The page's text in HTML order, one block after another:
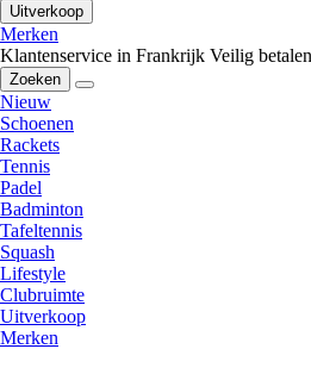
Uitverkoop
Merken
Klantenservice in Frankrijk Veilig betalen
Zoeken
Nieuw
Schoenen
Rackets
Tennis
Padel
Badminton
Tafeltennis
Squash
Lifestyle
Clubruimte
Uitverkoop
Merken